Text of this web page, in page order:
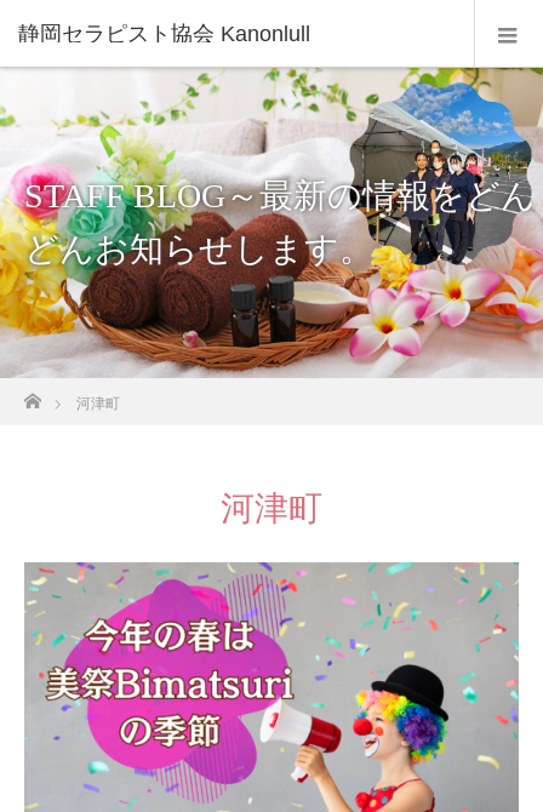
静岡セラピスト協会 Kanonlull
STAFF BLOG～最新の情報をどん
どんお知らせします。
ホーム
河津町
河津町